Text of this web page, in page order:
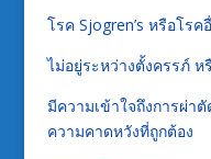
โรค Sjogren’s หรือโร
ไม่อยู่ระหว่างตั้งครรภ์
มีความเข้าใจถึงการผ่า
ความคาดหวังที่ถูกต้อง